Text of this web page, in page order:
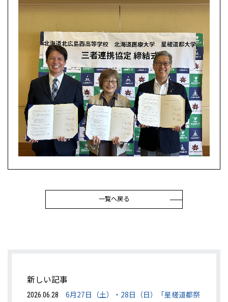
一覧へ戻る
新しい記事
2026.06.28
6月27日（土）・28日（日）「星槎道都祭